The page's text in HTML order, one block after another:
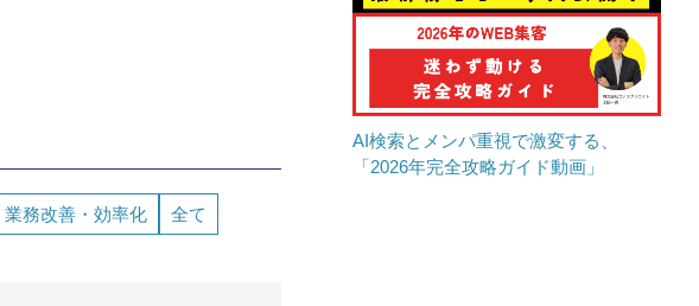
業務改善・効率化 全て
AI検索とメンパ重視で激変する、
「2026年完全攻略ガイド動画」